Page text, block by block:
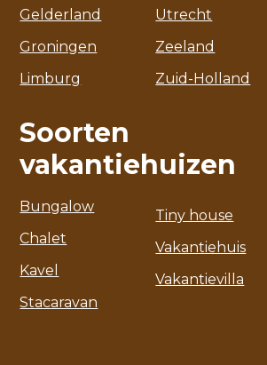
Gelderland
Groningen
Limburg
Utrecht
Zeeland
Zuid-Holland
Soorten
vakantiehuizen
Bungalow
Chalet
Kavel
Stacaravan
Tiny house
Vakantiehuis
Vakantievilla